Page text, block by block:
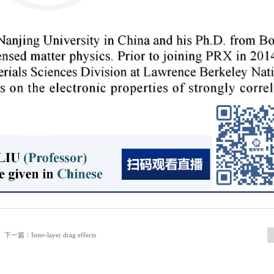
下一篇：Inter-layer drag effects